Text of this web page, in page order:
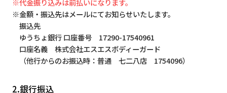
※代金振り込みは前払いになります。
※金額・振込先はメールにてお知らせいたします。
振込先
ゆうちょ銀行 口座番号 17290-17540961
口座名義 株式会社エスエスボディーガード
（他行からのお振込時：普通 七二八店 1754096）
2.銀行振込